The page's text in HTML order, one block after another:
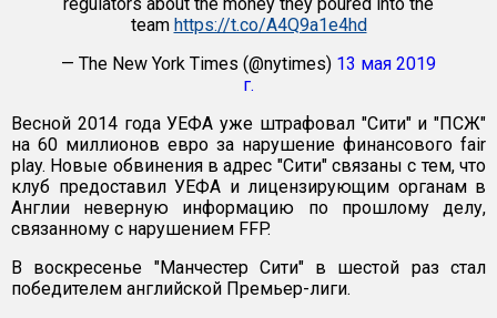
team https://t.co/A4Q9a1e4hd
— The New York Times (@nytimes) 13 мая 2019
г.
Весной 2014 года УЕФА уже штрафовал "Сити" и "ПСЖ"
на 60 миллионов евро за нарушение финансового fair
play. Новые обвинения в адрес "Сити" связаны с тем, что
клуб предоставил УЕФА и лицензирующим органам в
Англии неверную информацию по прошлому делу,
связанному с нарушением FFP.
В воскресенье "Манчестер Сити" в шестой раз стал
победителем английской Премьер-лиги.